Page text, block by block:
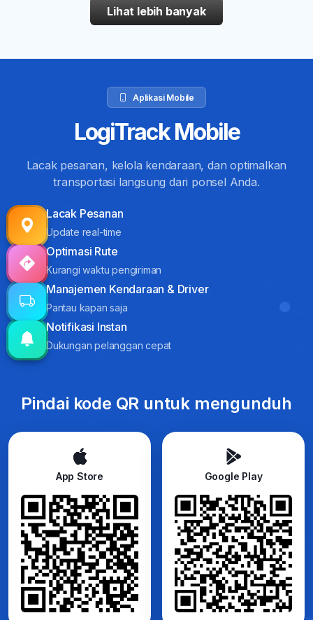
Lihat lebih banyak
Aplikasi Mobile
LogiTrack Mobile
Lacak pesanan, kelola kendaraan, dan optimalkan
transportasi langsung dari ponsel Anda.
Lacak Pesanan
Update real-time
Optimasi Rute
Kurangi waktu pengiriman
Manajemen Kendaraan & Driver
Pantau kapan saja
Notifikasi Instan
Dukungan pelanggan cepat
Pindai kode QR untuk mengunduh
App Store Google Play